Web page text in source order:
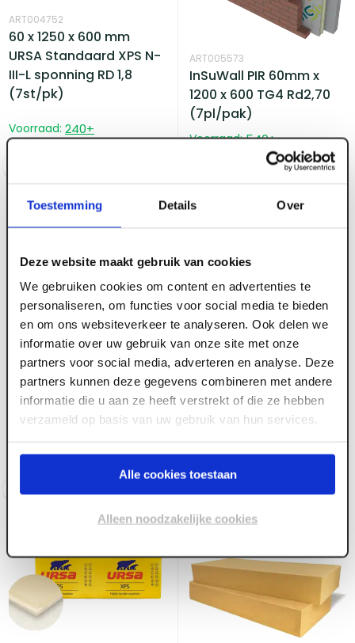
Toestemming Details Over
Deze website maakt gebruik van cookies
We gebruiken cookies om content en advertenties te
personaliseren, om functies voor social media te bieden
en om ons websiteverkeer te analyseren. Ook delen we
informatie over uw gebruik van onze site met onze
partners voor social media, adverteren en analyse. Deze
partners kunnen deze gegevens combineren met andere
informatie die u aan ze heeft verstrekt of die ze hebben
verzameld op basis van uw gebruik van hun services.
Alle cookies toestaan
Alleen noodzakelijke cookies
ART004752
60 x 1250 x 600 mm
URSA Standaard XPS N-
III-L sponning RD 1,8
(7st/pk)
Voorraad: 240+
ART005573
InSuWall PIR 60mm x
1200 x 600 TG4 Rd2,70
(7pl/pak)
Voorraad: 540+
Log in voor prijzen
ART001435
80 mm x 1350 x 575
Gutex Thermoflex
houtwol Rd 2.20 (6
Voorraad:
ART005575
InSuWall PIR 90mm x
1200 x 600 TG4 Rd4,05
(5pl/pak)
Voorraad: 90+